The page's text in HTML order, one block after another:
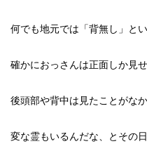
何でも地元では「背無し」と
確かにおっさんは正面しか見せ
後頭部や背中は見たことがなか
変な霊もいるんだな、とその